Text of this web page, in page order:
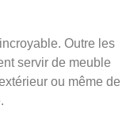
Outre les
servir de meuble
ou même de